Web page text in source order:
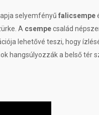
selyemfényű falicsempe
A csempecsalád
lehetővé teszi, hogy
hangsúlyozzák a belső tér